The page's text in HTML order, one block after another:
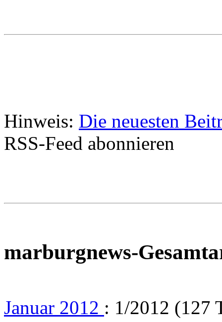
Hinweis: Die neuesten
RSS-Feed abonnieren
marburgnews-
Januar 2012 : 1/2012 (127